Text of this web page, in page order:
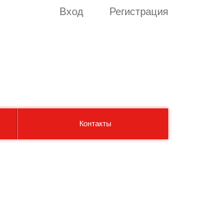
Вход Регистрация
Контакты